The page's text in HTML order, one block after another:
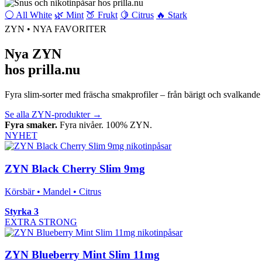
⚪ All White 🌿 Mint 🍑 Frukt 🍋 Citrus 🔥 Stark
ZYN • NYA FAVORITER
Nya ZYN
hos prilla.nu
Fyra slim-sorter med fräscha smakprofiler – från bärigt och
Se alla ZYN-produkter →
Fyra smaker. Fyra nivåer. 100% ZYN.
NYHET
ZYN Black Cherry Slim 9mg
Körsbär • Mandel • Citrus
Styrka 3
EXTRA STRONG
ZYN Blueberry Mint Slim 11mg